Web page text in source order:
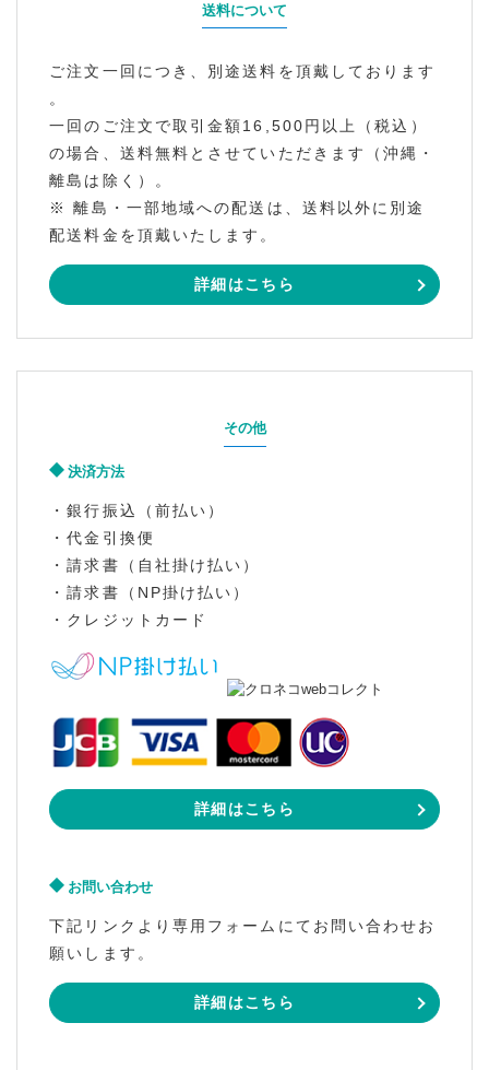
送料について
ご注文一回につき、別途送料を頂戴しております
。
一回のご注文で取引金額16,500円以上（税込）
の場合、送料無料とさせていただきます（沖縄・
離島は除く）。
※ 離島・一部地域への配送は、送料以外に別途
配送料金を頂戴いたします。
詳細はこちら
その他
決済方法
・銀行振込（前払い）
・代金引換便
・請求書（自社掛け払い）
・請求書（NP掛け払い）
・クレジットカード
詳細はこちら
お問い合わせ
下記リンクより専用フォームにてお問い合わせお
願いします。
詳細はこちら